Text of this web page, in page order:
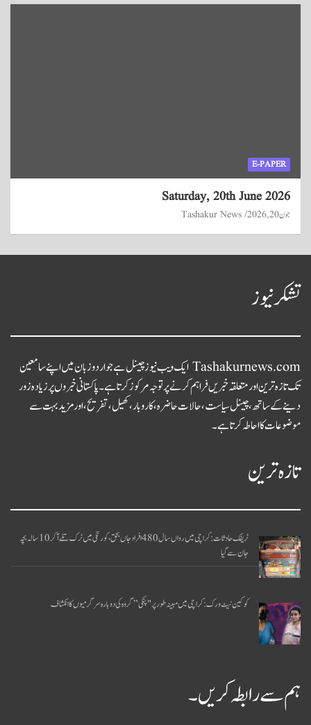
E-PAPER
Saturday, 20th June 2026
جون 20, 2026 Tashakur News
تشکر نیوز
Tashakurnews.com ایک ویب نیوز چینل ہے جو اردو زبان میں اپنے سامعین
تک تازہ ترین اور متعلقہ خبریں فراہم کرنے پر توجہ مرکوز کرتا ہے۔ پاکستانی خبروں پر زیادہ زور
دینے کے ساتھ، چینل سیاست، حالات حاضرہ، کاروبار، کھیل، تفریح، اور مزید بہت سے
موضوعات کا احاطہ کرتا ہے۔
تازہ ترین
ٹریفک حادثات: کراچی میں رواں سال 480 افراد جاں بحق، کورنگی میں ٹرک تلے آکر 10 سالہ بچہ
جان سے گیا
کوکین نیٹ ورک: کراچی میں مبینہ طور پر "پنکی” گروہ کی دوبارہ سرگرمیوں کا انکشاف
ہم سے رابطہ کریں۔